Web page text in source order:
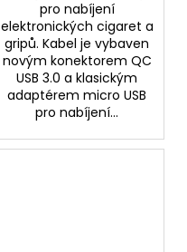
pro nabíjení
elektronických cigaret a
gripů. Kabel je vybaven
novým konektorem QC
USB 3.0 a klasickým
adaptérem micro USB
pro nabíjení...